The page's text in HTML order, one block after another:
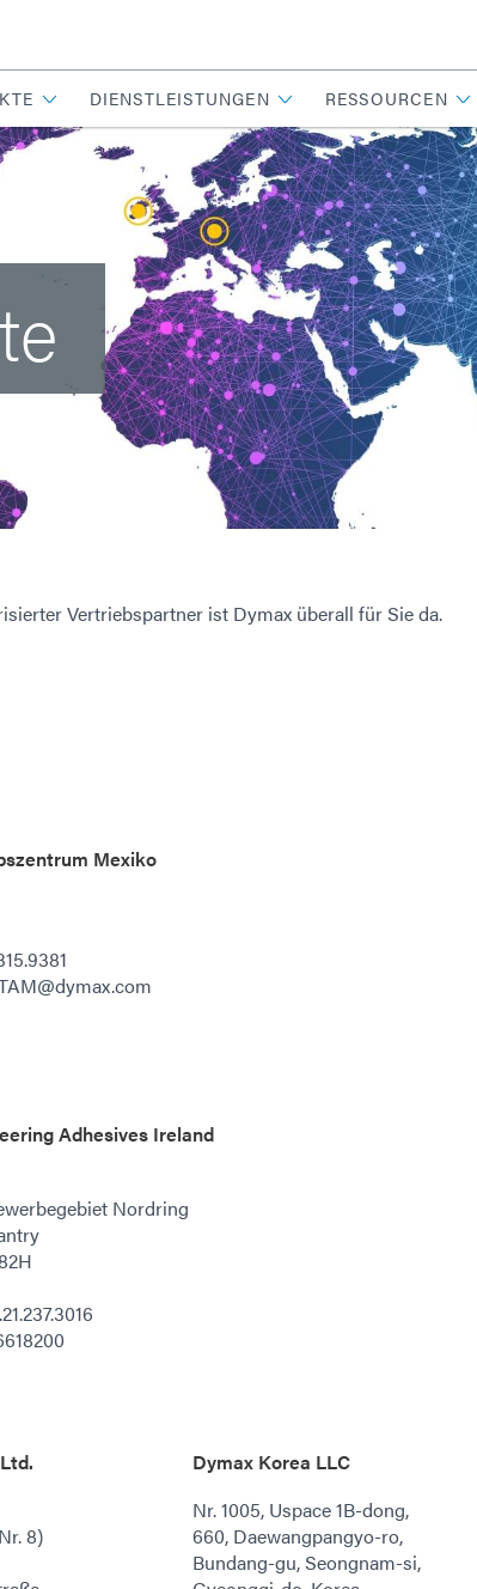
DIENSTLEISTUNGEN RESSOURCEN
Vertriebspartner ist Dymax überall für Sie da.
Mexiko
Adhesives Ireland
Nordring
8)
Dymax Korea LLC
Nr. 1005, Uspace 1B-dong,
660, Daewangpangyo-ro,
Bundang-gu, Seongnam-si,